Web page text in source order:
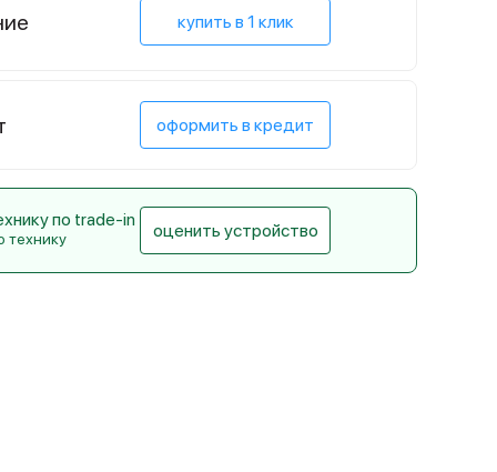
купить в 1 клик
оформить в кредит
по trade-in
технику оценить устройство